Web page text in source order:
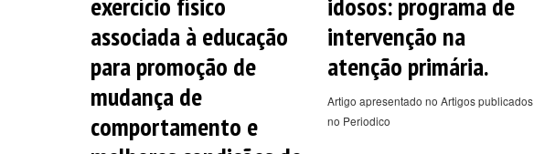
associada à educação
para promoção de
mudança de
comportamento e
intervenção na
atenção primária.
Artigo apresentado no Artigos publicados
no Periodico